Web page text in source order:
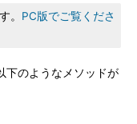
。 PC版でご覧くださ
下のようなメソッドが